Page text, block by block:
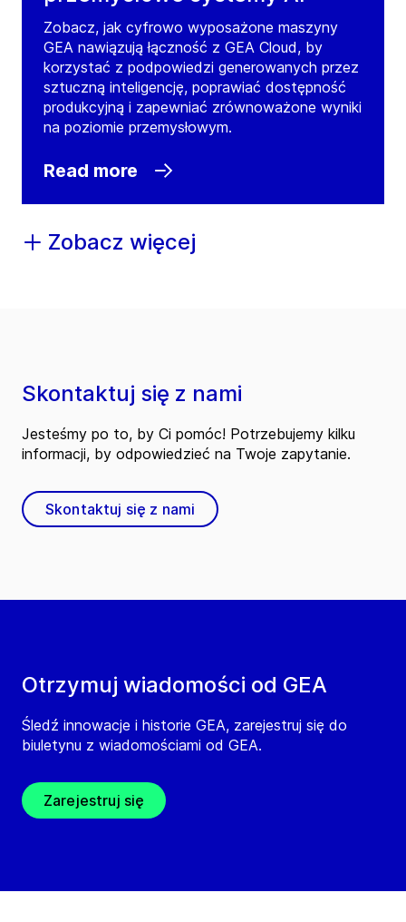
Zobacz, jak cyfrowo wyposażone maszyny
GEA nawiązują łączność z GEA Cloud, by
korzystać z podpowiedzi generowanych przez
sztuczną inteligencję, poprawiać dostępność
produkcyjną i zapewniać zrównoważone wyniki
na poziomie przemysłowym.
Read more
Zobacz więcej
Otrzymuj wiadomości od GEA
Śledź innowacje i historie GEA, zarejestruj się do
biuletynu z wiadomościami od GEA.
Zarejestruj się
Skontaktuj się z nami
Jesteśmy po to, by Ci pomóc! Potrzebujemy kilku
informacji, by odpowiedzieć na Twoje zapytanie.
Skontaktuj się z nami